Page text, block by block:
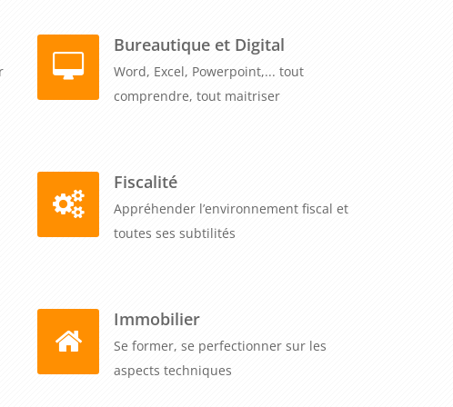
Bureautique et Digital
Word, Excel, Powerpoint,... tout
comprendre, tout maitriser
Fiscalité
Appréhender l’environnement fiscal et
toutes ses subtilités
Immobilier
Se former, se perfectionner sur les
aspects techniques